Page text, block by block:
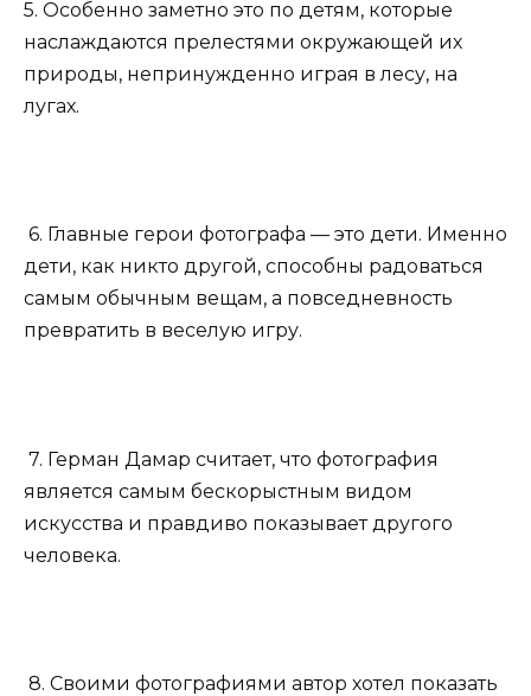
5. Особенно заметно это по детям, которые
наслаждаются прелестями окружающей их
природы, непринужденно играя в лесу, на
лугах.
6. Главные герои фотографа — это дети. Именно
дети, как никто другой, способны радоваться
самым обычным вещам, а повседневность
превратить в веселую игру.
7. Герман Дамар считает, что фотография
является самым бескорыстным видом
искусства и правдиво показывает другого
человека.
8. Своими фотографиями автор хотел показать